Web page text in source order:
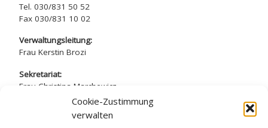
Cookie-Zustimmung
verwalten
Tel. 030/831 50 52
Fax 030/831 10 02
Verwaltungsleitung:
Frau Kerstin Brozi
Sekretariat:
Frau Christina Marchewicz
Frau Nadine Simros
sekretariat@arndt-gymnasium.de